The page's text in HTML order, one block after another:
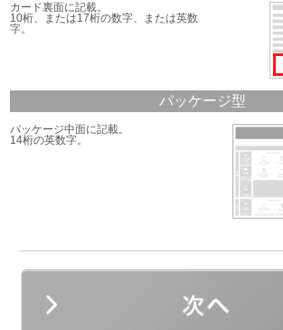
カード裏面に記載。
10桁、または17桁の数字、または英数
字。
パッケージ型
パッケージ中面に記載。
14桁の英数字。